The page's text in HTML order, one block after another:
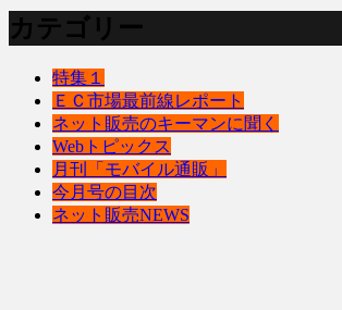
カテゴリー
特集１
ＥＣ市場最前線レポート
ネット販売のキーマンに聞く
Webトピックス
月刊「モバイル通販」
今月号の目次
ネット販売NEWS